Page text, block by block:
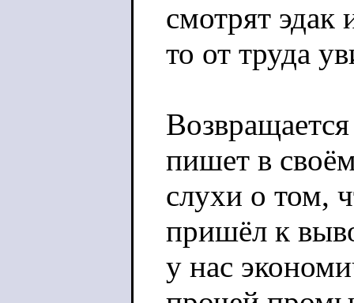
смотрят эдак
то от труда
пишет в
слухи о том,
пришёл к
у нас